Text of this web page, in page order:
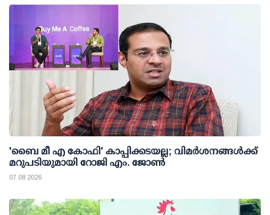
'ബൈ മീ എ കോഫി' കാപ്പിക്കടയല്ല; വിമര്‍ശനങ്ങള്‍ക്ക്
മറുപടിയുമായി റോജി എം. ജോണ്‍
07 08 2026